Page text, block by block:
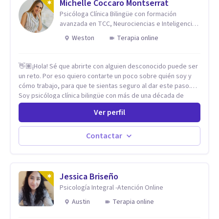
Michelle Coccaro Montserrat
Psicóloga Clínica Bilingüe con formación
avanzada en TCC, Neurociencias e Inteligencia
Emocional.
Weston Terapia online
👋🏽¡Hola! Sé que abrirte con alguien desconocido puede ser
un reto. Por eso quiero contarte un poco sobre quién soy y
cómo trabajo, para que te sientas seguro al dar este paso.
Soy psicóloga clínica bilingüe con más de una década de
experiencia. He dictado conferencias, escrito artículos y
ejercido como profesora universitaria. Un dato curioso: he
vivido en varios países y conozco de primera mano lo que
significa ser migrante, adaptarse a los cambios y empezar de
nuevo.
Ver perfil
Contactar
Jessica Briseño
Psicología Integral -Atención Online
Austin
Terapia online